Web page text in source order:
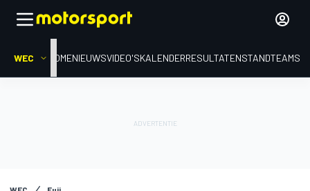
WEC HOMENIEUWSVIDEO'SKALENDERRESULTATENSTANDTEAMS